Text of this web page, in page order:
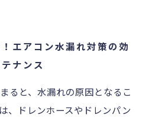
エアコン水漏れ対策の効
ナンス
ると、水漏れの原因となるこ
、ドレンホースやドレンパン